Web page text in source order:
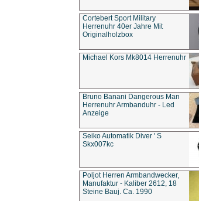
Cortebert Sport Military
Herrenuhr 40er Jahre Mit
Originalholzbox
Michael Kors Mk8014 Herrenuhr
Bruno Banani Dangerous Man
Herrenuhr Armbanduhr - Led
Anzeige
Seiko Automatik Diver ' S
Skx007kc
Poljot Herren Armbandwecker,
Manufaktur - Kaliber 2612, 18
Steine Bauj. Ca. 1990